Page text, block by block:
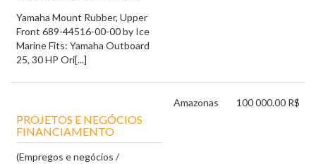
Yamaha Mount Rubber, Upper
Front 689-44516-00-00 by Ice
Marine Fits: Yamaha Outboard
25, 30 HP Ori[...]
PROJETOS E NEGÓCIOS
FINANCIAMENTO
(Empregos e negócios /
Amazonas 100 000.00 R$